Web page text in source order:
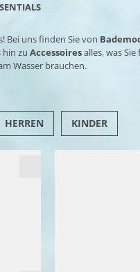
Bei uns finden Sie von
hin zu Accessoiresalles, was
Wasser brauchen.
HERREN KINDER